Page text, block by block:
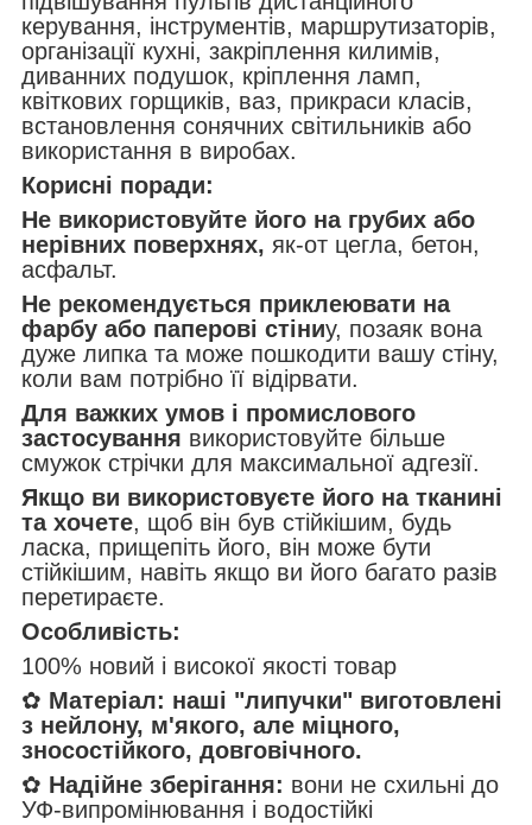
керування, інструментів, маршрутизаторів,
організації кухні, закріплення килимів,
диванних подушок, кріплення ламп,
квіткових горщиків, ваз, прикраси класів,
встановлення сонячних світильників або
використання в виробах.
Корисні поради:
Не використовуйте його на грубих або
нерівних поверхнях, як-от цегла, бетон,
асфальт.
Не рекомендується приклеювати на
фарбу або паперові стіниу, позаяк вона
дуже липка та може пошкодити вашу стіну,
коли вам потрібно її відірвати.
Для важких умов і промислового
застосування використовуйте більше
смужок стрічки для максимальної адгезії.
Якщо ви використовуєте його на тканині
та хочете, щоб він був стійкішим, будь
ласка, прищепіть його, він може бути
стійкішим, навіть якщо ви його багато разів
перетираєте.
Особливість:
100% новий і високої якості товар
✿ Матеріал: наші "липучки" виготовлені
з нейлону, м'якого, але міцного,
зносостійкого, довговічного.
✿ Надійне зберігання: вони не схильні до
УФ-випромінювання і водостійкі